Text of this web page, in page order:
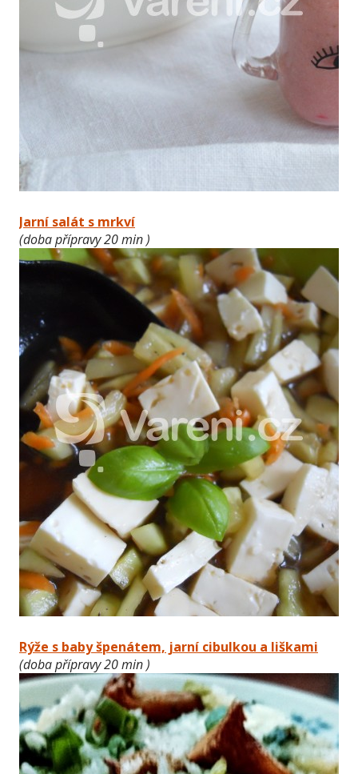
Jarní salát s mrkví
(doba přípravy 20 min )
Rýže s baby špenátem, jarní cibulkou a liškami
(doba přípravy 20 min )